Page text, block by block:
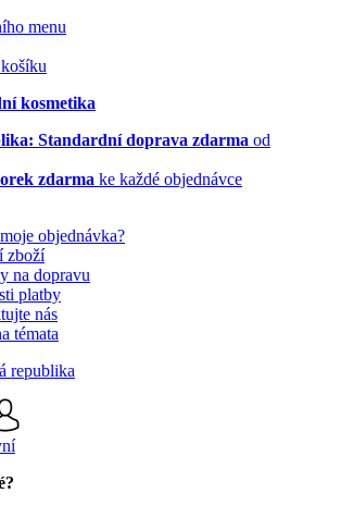
menu
kosmetika
Standardní doprava zdarma od
zdarma ke každé objednávce
objednávka?
zboží
na dopravu
platby
nás
témata